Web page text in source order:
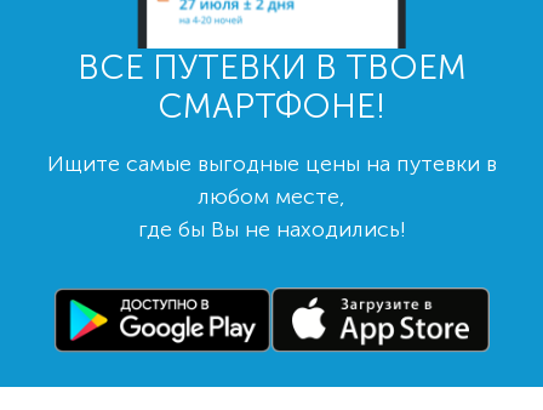
ВСЕ ПУТЕВКИ В ТВОЕМ
СМАРТФОНЕ!
Ищите самые выгодные цены на путевки в
любом месте,
где бы Вы не находились!